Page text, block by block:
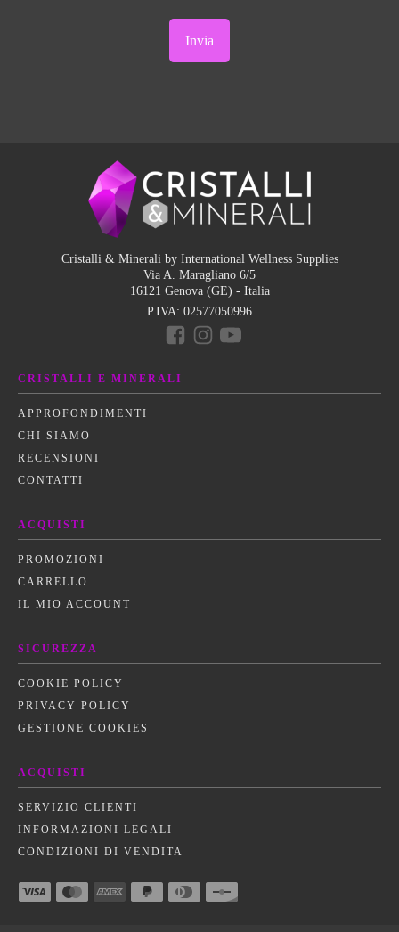
Cristalli & Minerali by International Wellness Supplies
Via A. Maragliano 6/5
16121 Genova (GE) - Italia
P.IVA: 02577050996
CRISTALLI E MINERALI
APPROFONDIMENTI
CHI SIAMO
RECENSIONI
CONTATTI
ACQUISTI
PROMOZIONI
CARRELLO
IL MIO ACCOUNT
SICUREZZA
COOKIE POLICY
PRIVACY POLICY
GESTIONE COOKIES
ACQUISTI
SERVIZIO CLIENTI
INFORMAZIONI LEGALI
CONDIZIONI DI VENDITA